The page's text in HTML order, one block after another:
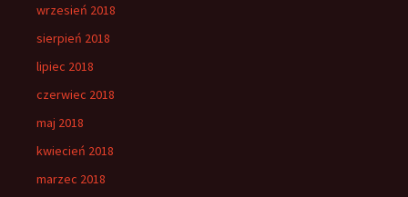
wrzesień 2018
sierpień 2018
lipiec 2018
czerwiec 2018
maj 2018
kwiecień 2018
marzec 2018